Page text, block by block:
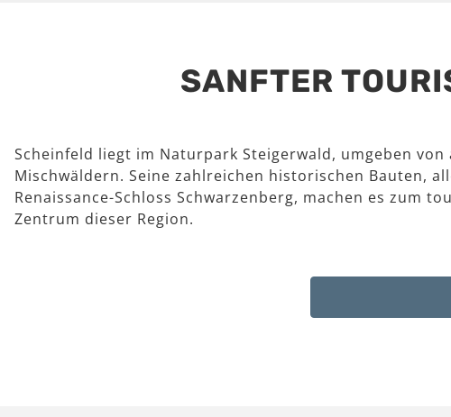
SANFTER
Scheinfeld liegt im Naturpark Steigerwald, umgeben von
Mischwäldern. Seine zahlreichen historischen Bauten,
Renaissance-Schloss Schwarzenberg, machen es zum
Zentrum dieser Region.